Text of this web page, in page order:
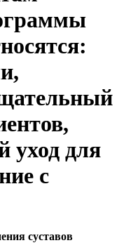
уход для
с
суставов